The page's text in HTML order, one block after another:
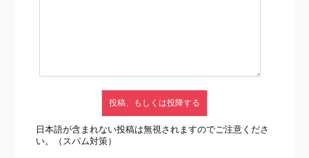
日本語が含まれない投稿は無視されますのでご注意くださ
い。（スパム対策）